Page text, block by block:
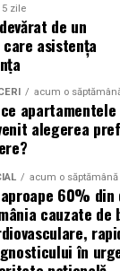
uzurii.
îl recomandă
Euro 5 și
pe
benzină
cu:
este foarte
că
fluxul
al
că aceasta
importanța
promovează
zile
de un
asistența
acum o
alegerea
acum o săptămână
60% din
cauzate de
în